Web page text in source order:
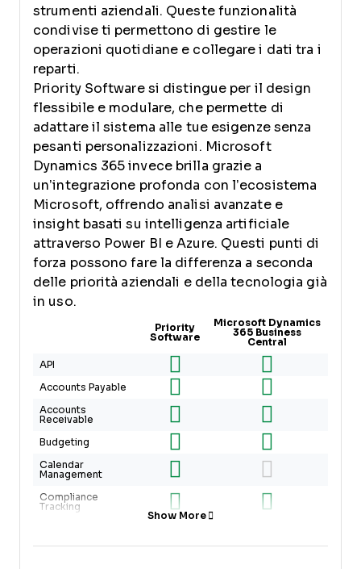
strumenti aziendali. Queste funzionalità
condivise ti permettono di gestire le
operazioni quotidiane e collegare i dati tra i
reparti.
Priority Software si distingue per il design
flessibile e modulare, che permette di
adattare il sistema alle tue esigenze senza
pesanti personalizzazioni. Microsoft
Dynamics 365 invece brilla grazie a
un’integrazione profonda con l’ecosistema
Microsoft, offrendo analisi avanzate e
insight basati su intelligenza artificiale
attraverso Power BI e Azure. Questi punti di
forza possono fare la differenza a seconda
delle priorità aziendali e della tecnologia già
in uso.
Priority
Software
Microsoft Dynamics
365 Business
Central
API
Accounts Payable
Accounts
Receivable
Budgeting
Calendar
Management
Compliance
Tracking
Show More